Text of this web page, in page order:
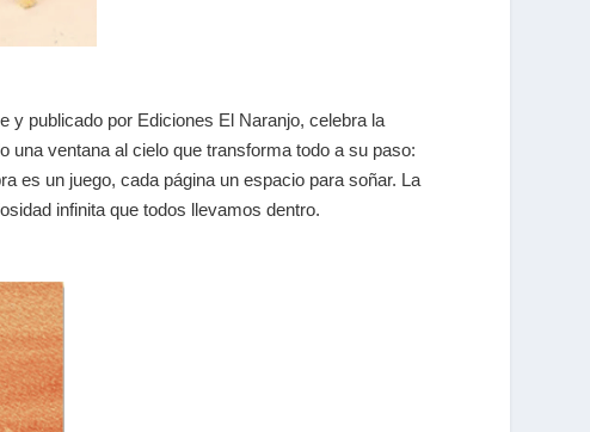
publicado por Ediciones El Naranjo, celebra la
una ventana al cielo que transforma todo a su paso:
es un juego, cada página un espacio para soñar. La
infinita que todos llevamos dentro.